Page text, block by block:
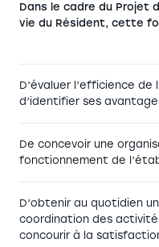
Dans le cadre du Projet
vie du Résident, cette
D’évaluer l’efficience
d’identifier ses
De concevoir une
fonctionnement de
D’obtenir au quotidien
coordination des
concourir à la